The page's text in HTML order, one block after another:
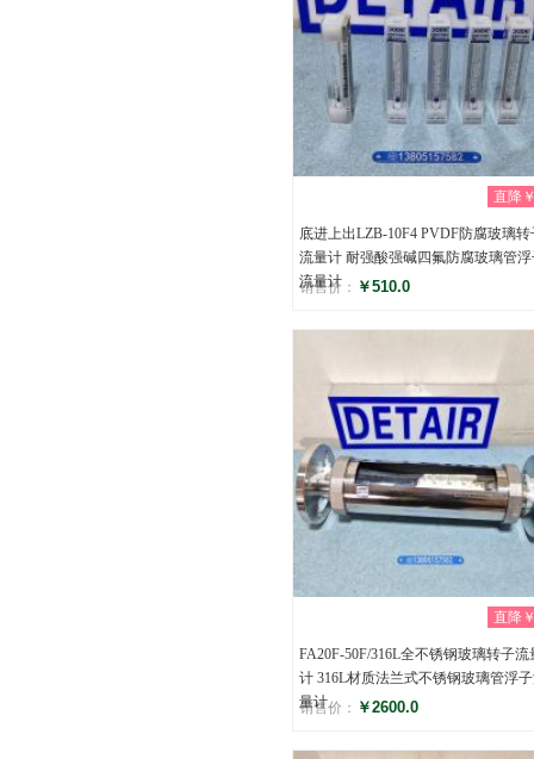
直降
底进上出LZB-10F4 PVDF防腐玻璃转
流量计 耐强酸强碱四氟防腐玻璃管
流量计
销售价： ￥510.0
评分
直降
FA20F-50F/316L全不锈钢玻璃转子流
计 316L材质法兰式不锈钢玻璃管浮
量计
销售价： ￥2600.0
评分